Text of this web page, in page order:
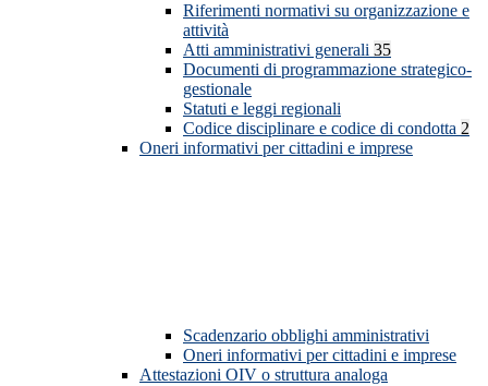
Riferimenti normativi su organizzazione e
attività
Atti amministrativi generali 35
Documenti di programmazione strategico-
gestionale
Statuti e leggi regionali
Codice disciplinare e codice di condotta 2
Oneri informativi per cittadini e imprese
Scadenzario obblighi amministrativi
Oneri informativi per cittadini e imprese
Attestazioni OIV o struttura analoga